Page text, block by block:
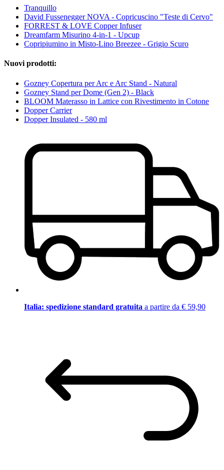
Tranquillo
David Fussenegger NOVA - Copricuscino "Teste di Cervo"
FORREST & LOVE Copper Infuser
Dreamfarm Misurino 4-in-1 - Upcup
Copripiumino in Misto-Lino Breezee - Grigio Scuro
Nuovi prodotti:
Gozney Copertura per Arc e Arc Stand - Natural
Gozney Stand per Dome (Gen 2) - Black
BLOOM Materasso in Lattice con Rivestimento in Cotone
Dopper Carrier
Dopper Insulated - 580 ml
Italia: spedizione standard gratuita a partire da € 59,90